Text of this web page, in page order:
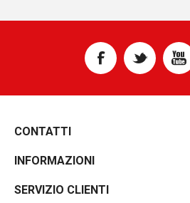
CONTATTI
INFORMAZIONI
SERVIZIO CLIENTI